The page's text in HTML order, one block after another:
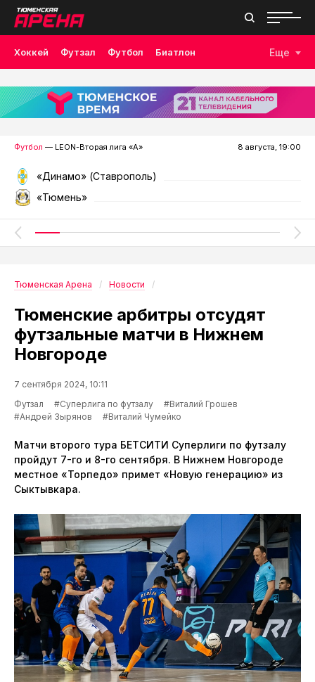
Хоккей Футзал Футбол Биатлон
Лыжные гонки Волейбол Плавание Дзюдо
Скалолазание Велоспорт Бокс
Еще
Футбол — LEON-Вторая лига «А» 8 августа, 19:00
«Динамо» (Ставрополь)
«Тюмень»
Тюменская Арена Новости
Тюменские арбитры отсудят
футзальные матчи в Нижнем
Новгороде
7 сентября 2024, 10:11
Футзал
#Суперлига по футзалу
#Виталий Грошев
#Андрей Зырянов
#Виталий Чумейко
Матчи второго тура БЕТСИТИ Суперлиги по футзалу
пройдут 7-го и 8-го сентября. В Нижнем Новгороде
местное «Торпедо» примет «Новую генерацию» из
Сыктывкара.